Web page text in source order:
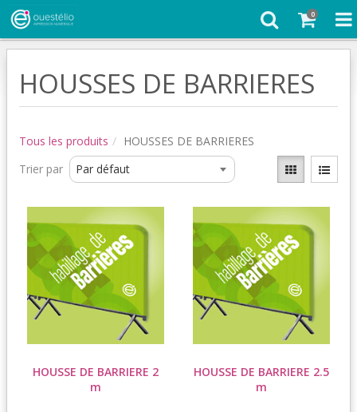
0
HOUSSES DE BARRIERES
Tous les produits
HOUSSES DE BARRIERES
Trier par
HOUSSE DE BARRIERE 2
m
HOUSSE DE BARRIERE 2.5
m